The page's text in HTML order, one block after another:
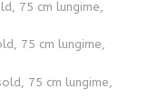
75 cm lungime,
75 cm lungime,
75 cm lungime,